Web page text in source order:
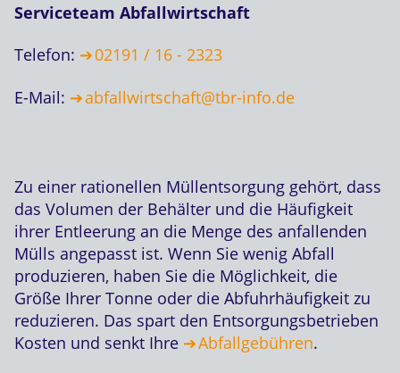
Zu einer rationellen Müllentsorgung gehört, dass
das Volumen der Behälter und die Häufigkeit
ihrer Entleerung an die Menge des anfallenden
Mülls angepasst ist. Wenn Sie wenig Abfall
produzieren, haben Sie die Möglichkeit, die
Größe Ihrer Tonne oder die Abfuhrhäufigkeit zu
reduzieren. Das spart den Entsorgungsbetrieben
Kosten und senkt Ihre
Abfallgebühren.
Serviceteam Abfallwirtschaft
Telefon:
02191 / 16 - 2323
E-Mail:
abfallwirtschaft@tbr-info.de